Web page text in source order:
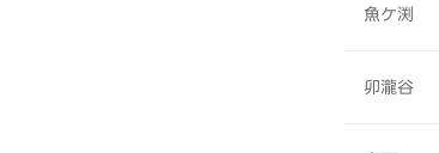
魚ケ渕
卯瀧谷